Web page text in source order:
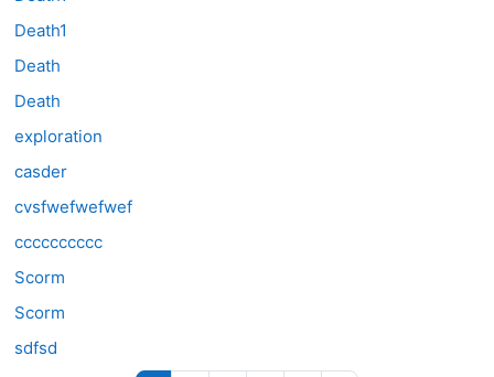
Death1
Death
Death
exploration
casder
cvsfwefwefwef
cccccccccc
Scorm
Scorm
sdfsd